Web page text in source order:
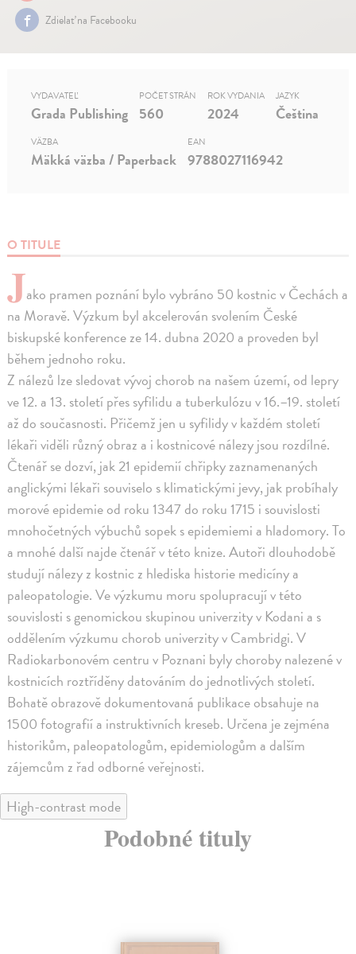
Zdielať na Facebooku
O TITULE
Jako pramen poznání bylo vybráno 50 kostnic v Čechách a
na Moravě. Výzkum byl akcelerován svolením České
biskupské konference ze 14. dubna 2020 a proveden byl
během jednoho roku.
Z nálezů lze sledovat vývoj chorob na našem území, od lepry
ve 12. a 13. století přes syfilidu a tuberkulózu v 16.–19. století
až do současnosti. Přičemž jen u syfilidy v každém století
lékaři viděli různý obraz a i kostnicové nálezy jsou rozdílné.
Čtenář se dozví, jak 21 epidemií chřipky zaznamenaných
anglickými lékaři souviselo s klimatickými jevy, jak probíhaly
morové epidemie od roku 1347 do roku 1715 i souvislosti
mnohočetných výbuchů sopek s epidemiemi a hladomory. To
a mnohé další najde čtenář v této knize. Autoři dlouhodobě
studují nálezy z kostnic z hlediska historie medicíny a
paleopatologie. Ve výzkumu moru spolupracují v této
souvislosti s genomickou skupinou univerzity v Kodani a s
oddělením výzkumu chorob univerzity v Cambridgi. V
Radiokarbonovém centru v Poznani byly choroby nalezené v
kostnicích roztříděny datováním do jednotlivých století.
Bohatě obrazově dokumentovaná publikace obsahuje na
1500 fotografií a instruktivních kreseb. Určena je zejména
historikům, paleopatologům, epidemiologům a dalším
zájemcům z řad odborné veřejnosti.
VYDAVATEĽ
Grada Publishing
POČET STRÁN
560
ROK VYDANIA
2024
JAZYK
Čeština
VÄZBA
Mäkká väzba / Paperback
EAN
9788027116942
High-contrast mode
Podobné tituly